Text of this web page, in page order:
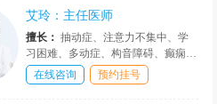
艾玲：主任医师
擅长： 抽动症、注意力不集中、学
习困难、多动症、构音障碍、癫痫、
矮小症、儿童心理疾病等诊疗具有丰
富的临床经验。
在线咨询 预约挂号